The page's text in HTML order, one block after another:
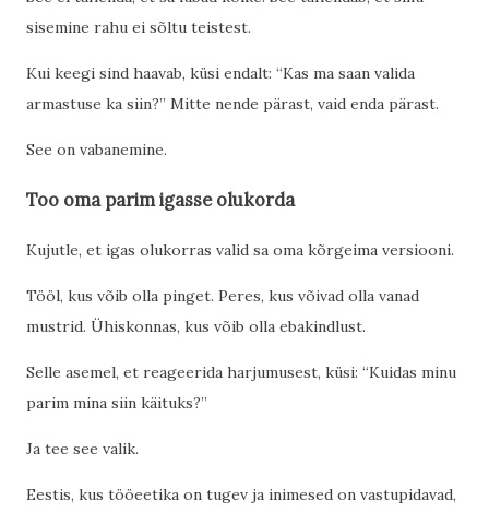
sisemine rahu ei sõltu teistest.
Kui keegi sind haavab, küsi endalt: “Kas ma saan valida
armastuse ka siin?” Mitte nende pärast, vaid enda pärast.
See on vabanemine.
Too oma parim igasse olukorda
Kujutle, et igas olukorras valid sa oma kõrgeima versiooni.
Tööl, kus võib olla pinget. Peres, kus võivad olla vanad
mustrid. Ühiskonnas, kus võib olla ebakindlust.
Selle asemel, et reageerida harjumusest, küsi: “Kuidas minu
parim mina siin käituks?”
Ja tee see valik.
Eestis, kus tööeetika on tugev ja inimesed on vastupidavad,